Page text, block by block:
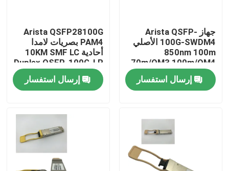
أخبار
منتجات إنفيديا الذكاء الاصطناعي
جهاز Arista QSFP-
100G-SWDM4 الأصلي
850nm 100m
70m/OM3 100m/OM4
ناقل MMF مزدوج
إرسال استفسار
Arista QSFP28100G
PAM4 بصريات لامدا
أحادية 10KM SMF LC
Duplex QSFP-100G-LR
إرسال استفسار